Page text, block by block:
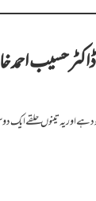
حسیب احمد
ہے اور یہ تینوں حلقے